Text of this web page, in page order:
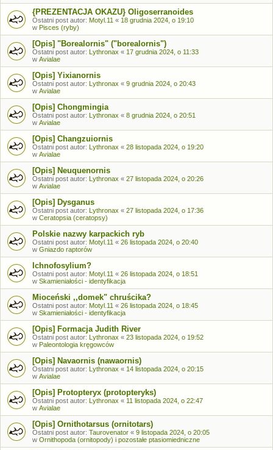
{PREZENTACJA OKAZU} Oligoserranoides
Ostatni post autor: Motyl.11 « 18 grudnia 2024, o 19:10
w Pisces (ryby)
[Opis] "Borealornis" ("borealornis")
Ostatni post autor: Lythronax « 17 grudnia 2024, o 11:33
w Avialae
[Opis] Yixianornis
Ostatni post autor: Lythronax « 9 grudnia 2024, o 20:43
w Avialae
[Opis] Chongmingia
Ostatni post autor: Lythronax « 8 grudnia 2024, o 20:51
w Avialae
[Opis] Changzuiornis
Ostatni post autor: Lythronax « 28 listopada 2024, o 19:20
w Avialae
[Opis] Neuquenornis
Ostatni post autor: Lythronax « 27 listopada 2024, o 20:26
w Avialae
[Opis] Dysganus
Ostatni post autor: Lythronax « 27 listopada 2024, o 17:36
w Ceratopsia (ceratopsy)
Polskie nazwy karpackich ryb
Ostatni post autor: Motyl.11 « 26 listopada 2024, o 20:40
w Gniazdo raptorów
Ichnofosylium?
Ostatni post autor: Motyl.11 « 26 listopada 2024, o 18:51
w Skamieniałości - identyfikacja
Mioceński ,,domek" chruścika?
Ostatni post autor: Motyl.11 « 26 listopada 2024, o 18:45
w Skamieniałości - identyfikacja
[Opis] Formacja Judith River
Ostatni post autor: Lythronax « 23 listopada 2024, o 19:52
w Paleontologia kręgowców
[Opis] Navaornis (nawaornis)
Ostatni post autor: Lythronax « 14 listopada 2024, o 20:15
w Avialae
[Opis] Protopteryx (protopteryks)
Ostatni post autor: Lythronax « 11 listopada 2024, o 22:47
w Avialae
[Opis] Ornithotarsus (ornitotars)
Ostatni post autor: Taurovenator « 9 listopada 2024, o 20:05
w Ornithopoda (ornitopody) i pozostałe ptasiomiedniczne